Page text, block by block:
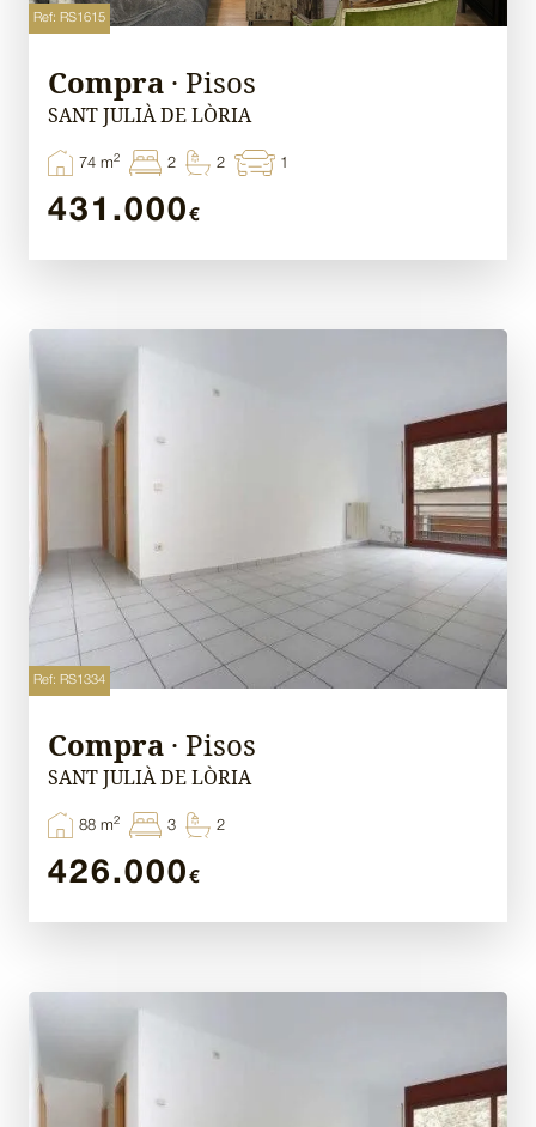
Ref: RS1615
Compra · Pisos
SANT JULIÀ DE LÒRIA
74 m2 2 2 1
431.000 €
Ref: RS1334
Compra · Pisos
SANT JULIÀ DE LÒRIA
88 m2 3 2
426.000 €